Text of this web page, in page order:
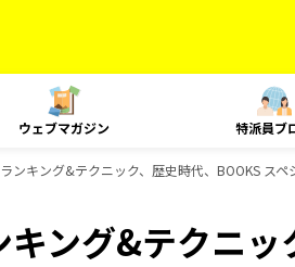
ウェブマガジン 特派員ブ
ンキング&テクニック、歴史時代、BOOKS ス
ング&テクニッ